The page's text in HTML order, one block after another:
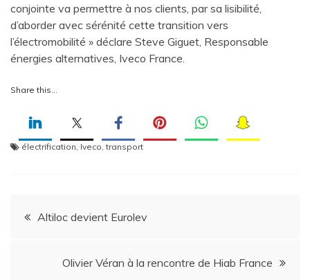
conjointe va permettre à nos clients, par sa lisibilité,
d’aborder avec sérénité cette transition vers
l’électromobilité » déclare Steve Giguet, Responsable
énergies alternatives, Iveco France.
Share this…
électrification Iveco ,transport
Navigation
Altiloc devient Eurolev
Olivier Véran à la rencontre de Hiab France